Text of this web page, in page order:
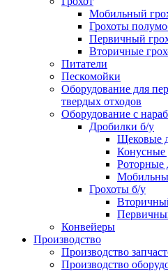
Мобильный
Грохоты
Первичный
Вторичные
Питатели
Пескомойки
Оборудование для
твердых отходов
Оборудование с
Дробилки б/у
Щековые
Конусные
Роторные
Грохоты б/у
Конвейеры
Производство
Производство
Производство